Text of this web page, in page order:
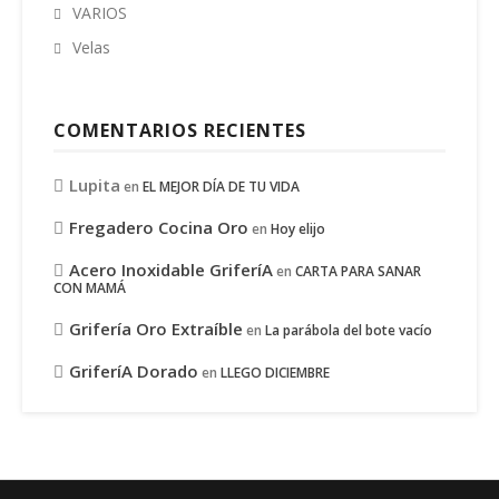
VARIOS
Velas
COMENTARIOS RECIENTES
Lupita en EL MEJOR DÍA DE TU VIDA
Fregadero Cocina Oro en Hoy elijo
Acero Inoxidable GriferíAen CARTA PARA SANAR
CON MAMÁ
Grifería Oro Extraíble en La parábola del bote vacío
GriferíA Dorado en LLEGO DICIEMBRE